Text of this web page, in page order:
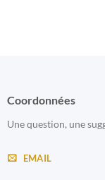
Coordonnées
Une question, une
EMAIL